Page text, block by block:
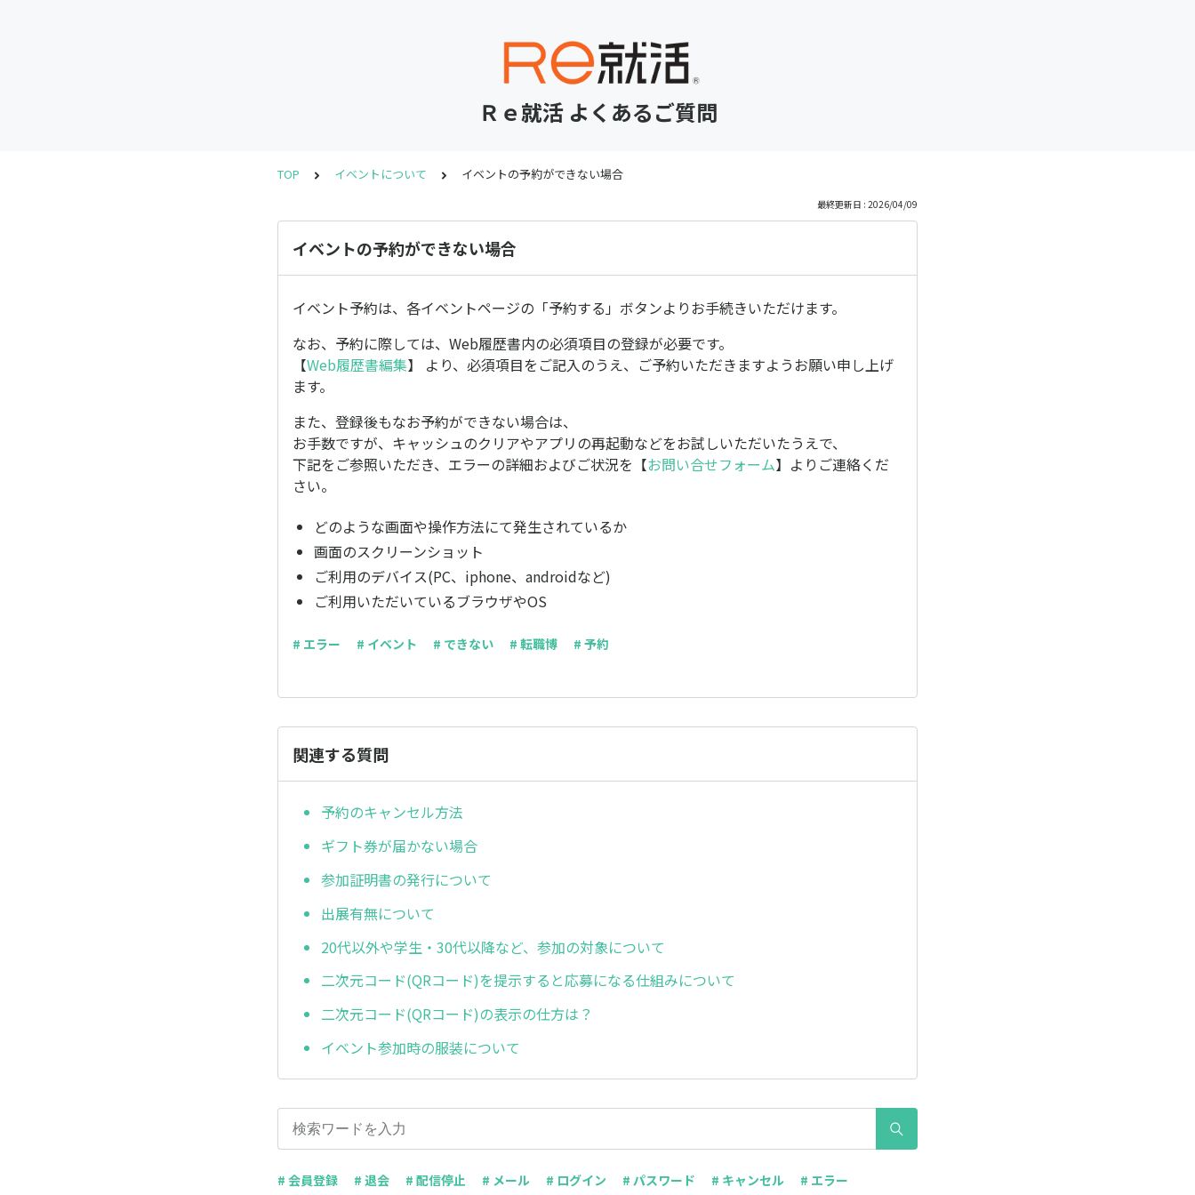
Ｒｅ就活 よくあるご質問
TOP イベントについて イベントの予約ができない場合
最終更新日 : 2026/04/09
イベントの予約ができない場合
イベント予約は、各イベントページの「予約する」ボタンよりお手続きいただけます。
なお、予約に際しては、Web履歴書内の必須項目の登録が必要です。
【Web履歴書編集】 より、必須項目をご記入のうえ、ご予約いただきますようお願い申し上げ
ます。
また、登録後もなお予約ができない場合は、
お手数ですが、キャッシュのクリアやアプリの再起動などをお試しいただいたうえで、
下記をご参照いただき、エラーの詳細およびご状況を【お問い合せフォーム】よりご連絡くだ
さい。
どのような画面や操作方法にて発生されているか
画面のスクリーンショット
ご利用のデバイス(PC、iphone、androidなど)
ご利用いただいているブラウザやOS
# エラー # イベント # できない # 転職博 # 予約
関連する質問
予約のキャンセル方法
ギフト券が届かない場合
参加証明書の発行について
出展有無について
20代以外や学生・30代以降など、参加の対象について
二次元コード(QRコード)を提示すると応募になる仕組みについて
二次元コード(QRコード)の表示の仕方は？
イベント参加時の服装について
# 会員登録 # 退会 # 配信停止 # メール # ログイン # パスワード # キャンセル # エラー